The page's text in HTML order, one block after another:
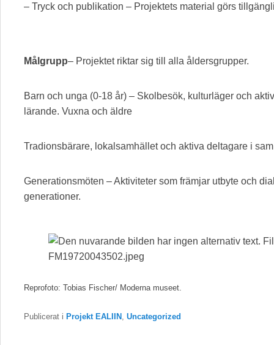
– Tryck och publikation – Projektets material görs
Målgrupp– Projektet riktar sig till alla åldersgrupper.
Barn och unga (0-18 år) – Skolbesök, kulturläger och
lärande. Vuxna och äldre
Tradionsbärare, lokalsamhället och aktiva deltagare i
Generationsmöten – Aktiviteter som främjar utbyte och
generationer.
Reprofoto: Tobias Fischer/ Moderna museet.
Publicerat i Projekt EALIIN Uncategorized